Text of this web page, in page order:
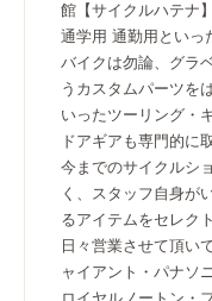
館【サイクルハテナ
通学用 通勤用といっ
バイクは勿論、グラ
うカスタムパーツを
いったツーリング・
ドアギアも専門的に
今までのサイクルシ
く、スタッフ自身が
るアイテムをセレク
日々営業させて頂い
ャイアント・パナソ